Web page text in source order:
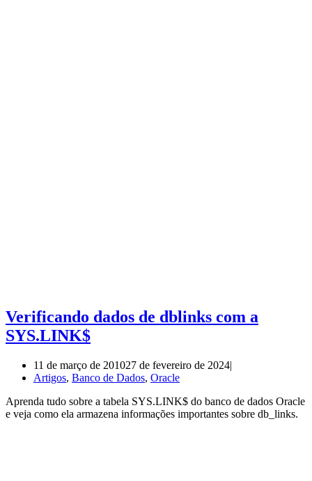
Verificando dados de dblinks com a
SYS.LINK$
11 de março de 201027 de fevereiro de 2024
Artigos, Banco de Dados, Oracle
Aprenda tudo sobre a tabela SYS.LINK$ do banco de dados Oracle
e veja como ela armazena informações importantes sobre db_links.